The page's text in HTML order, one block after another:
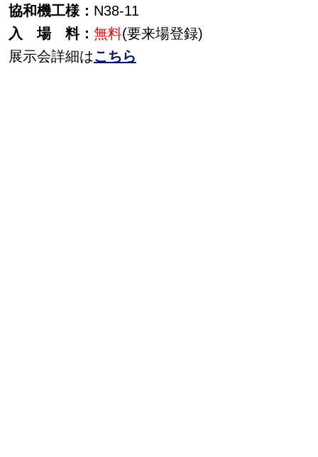
協和機工様： N38-11
入 場 料： 無料(要来場登録)
展示会詳細はこちら